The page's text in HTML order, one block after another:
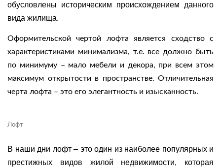
обусловлены историческим происхождением данного
вида жилища.
Оформительской чертой лофта является сходство с
характеристиками минимализма, т.е. все должно быть
по минимуму – мало мебели и декора, при всем этом
максимум открытости в пространстве. Отличительная
черта лофта – это его элегантность и изысканность.
Лофт
В наши дни лофт – это один из наиболее популярных и
престижных видов жилой недвижимости, которая